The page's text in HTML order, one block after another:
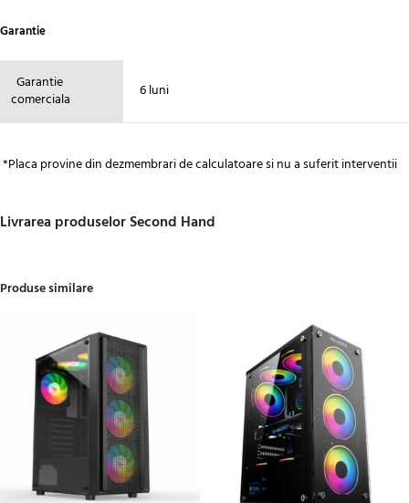
Garantie
Garantie
comerciala
6 luni
*Placa provine din dezmembrari de calculatoare si nu a suferit interventii
Livrarea produselor Second Hand
Produse similare